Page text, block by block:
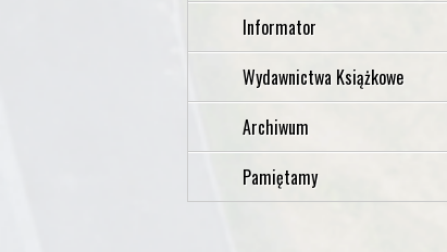
Informator
Wydawnictwa Książkowe
Archiwum
Pamiętamy